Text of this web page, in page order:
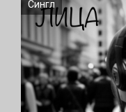
Сингл